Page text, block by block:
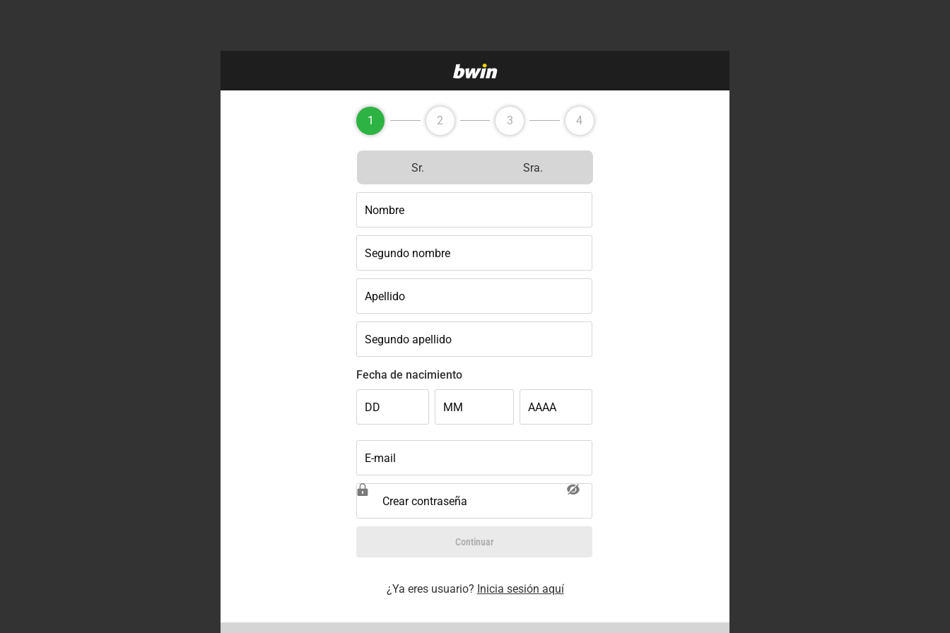
1 2 3 4
Sr. Sra.
Nombre
Segundo nombre
Apellido
Segundo apellido
Fecha de nacimiento
DD MM AAAA
E-mail
Crear contraseña
Continuar
¿Ya eres usuario? Inicia sesión aquí